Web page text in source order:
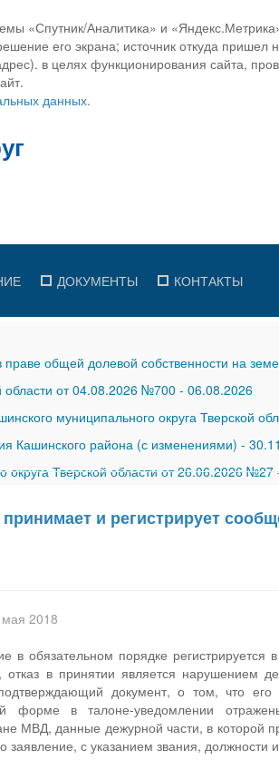
«Спутник/Аналитика» и
его экрана; источник откуда пришел
в целях функционирования сайта,
данных.
ДОКУМЕНТЫ КОНТАКТЫ
общей долевой собственности на
области от 04.08.2026 №700 - 06.08.2026
муниципального округа Тверской
Кашинского района (с изменениями) -
Тверской области от 26.06.2026 №27
и регистрирует
2018
в обязательном порядке
отказ в принятии является нарушением
документ, о том, что его
форме в талоне-уведомлении
МВД, данные дежурной части, в которой
заявление, с указанием звания, должности